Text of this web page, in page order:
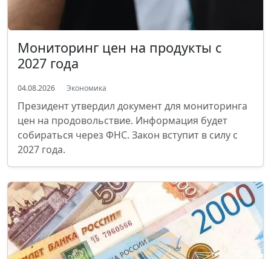
Мониторинг цен на продукты с
2027 года
04.08.2026 Экономика
Президент утвердил документ для мониторинга
цен на продовольствие. Информация будет
собираться через ФНС. Закон вступит в силу с
2027 года.